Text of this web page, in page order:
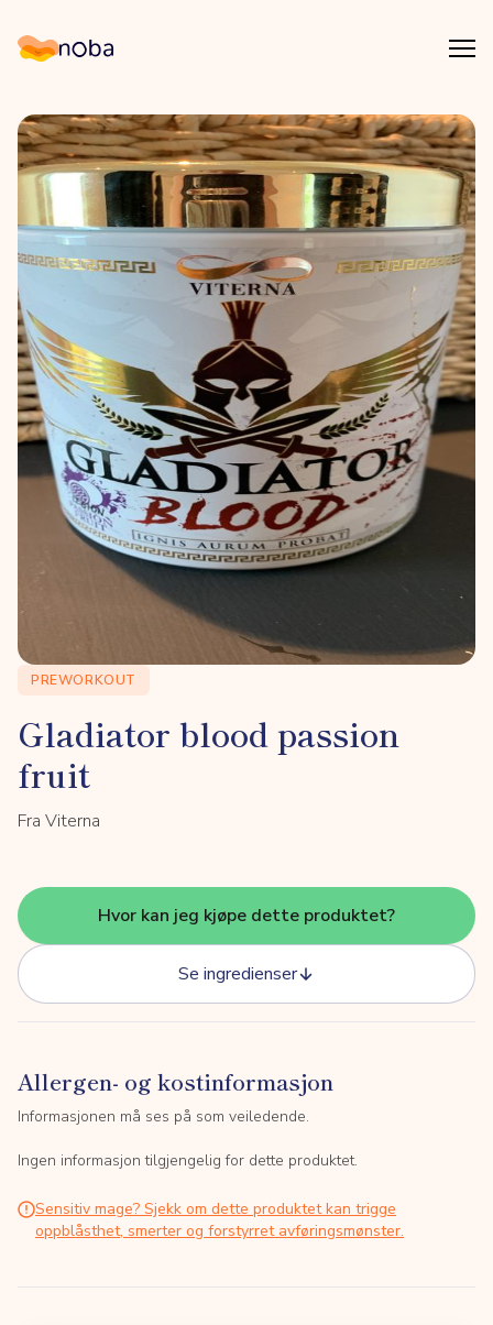
Noba
PREWORKOUT
Gladiator blood passion
fruit
Fra Viterna
Hvor kan jeg kjøpe dette produktet?
Se ingredienser
Allergen- og kostinformasjon
Informasjonen må ses på som veiledende.
Ingen informasjon tilgjengelig for dette produktet.
Sensitiv mage? Sjekk om dette produktet kan trigge
oppblåsthet, smerter og forstyrret avføringsmønster.